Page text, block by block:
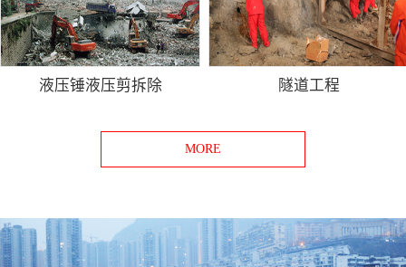
液压锤液压剪拆除 隧道工程
MORE